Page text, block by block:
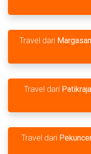
Travel dari
Travel dari Patikraja
Travel dari